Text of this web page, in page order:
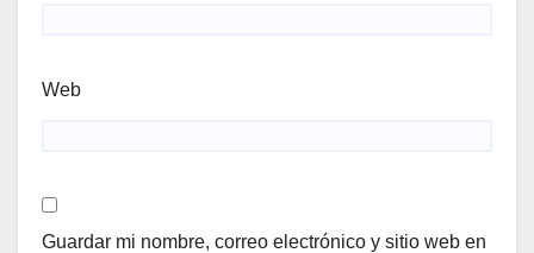
Web
Guardar mi nombre, correo electrónico y sitio web en